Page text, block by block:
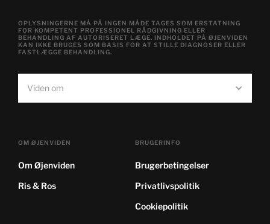
Viden om
OPLYSNINGERNE MÅ PÅ INGEN MÅDE TAGES SOM ERSTATNING
FOR KOMPETENT PROFESSIONEL RÅDGIVNING ELLER
BEHANDLING AF AUTORISERET LÆGE. INDHOLDET PÅ ØJENVIDEN
KAN IKKE BRUGES SOM BASIS FOR AT STILLE DIAGNOSER ELLER
FASTLÆGGE BEHANDLING.
OM ØJENVIDEN
Om Øjenviden
Ris & Ros
BRUGERINFO
Brugerbetingelser
Privatlivspolitik
Cookiepolitik